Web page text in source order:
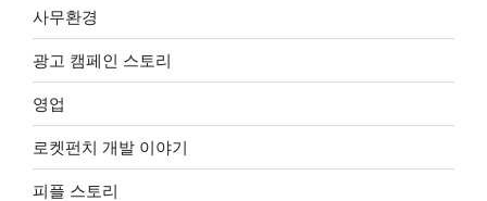
사무환경
광고 캠페인 스토리
영업
로켓펀치 개발 이야기
피플 스토리